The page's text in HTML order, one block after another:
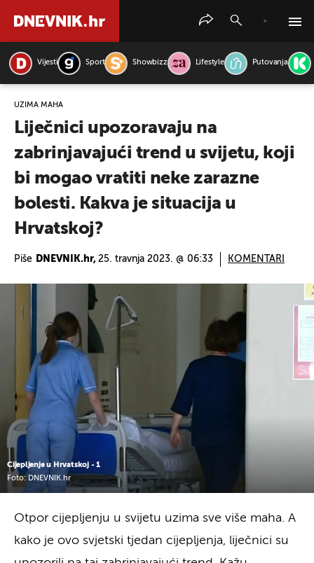
Vijesti Sport Showbizz Lifestyle Putovanja
UZIMA MAHA
Liječnici upozoravaju na
zabrinjavajući trend u svijetu, koji
bi mogao vratiti neke zarazne
bolesti. Kakva je situacija u
Hrvatskoj?
Piše DNEVNIK.hr, 25. travnja 2023. @ 06:33 KOMENTARI
Cijepljenje u Hrvatskoj - 1
Foto: DNEVNIK.hr
Otpor cijepljenju u svijetu uzima sve više maha. A
kako je ovo svjetski tjedan cijepljenja, liječnici su
PRETRAŽITE VIJESTI